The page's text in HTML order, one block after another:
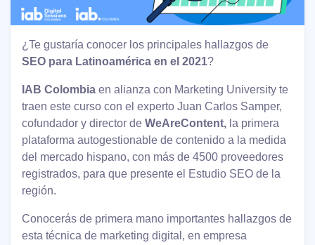
¿Te gustaría conocer los principales hallazgos de
SEO para Latinoamérica en el 2021?
IAB Colombia en alianza con Marketing University te
traen este curso con el experto Juan Carlos Samper,
cofundador y director de WeAreContent, la primera
plataforma autogestionable de contenido a la medida
del mercado hispano, con más de 4500 proveedores
registrados, para que presente el Estudio SEO de la
región.
Conocerás de primera mano importantes hallazgos de
esta técnica de marketing digital, en empresa